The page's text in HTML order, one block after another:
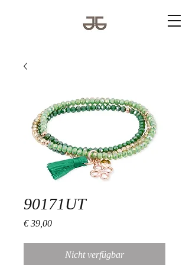
90171UT
€ 39,00Preis
Nicht verfügbar